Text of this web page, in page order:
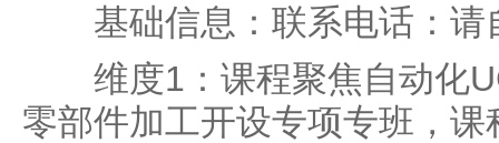
基础信息：联系电话：请
维度1：课程聚焦自动化
零部件加工开设专项专班，